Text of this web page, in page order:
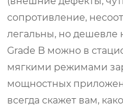
сопротивление,
легальны, но дешевле
Grade B можно в
мягкими режимами
мощностных
всегда скажет вам,